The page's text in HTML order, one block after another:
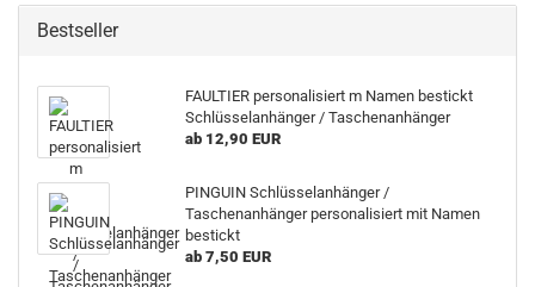
Bestseller
FAULTIER personalisiert m Namen bestickt
Schlüsselanhänger / Taschenanhänger
ab 12,90 EUR
PINGUIN Schlüsselanhänger /
Taschenanhänger personalisiert mit Namen
bestickt
ab 7,50 EUR